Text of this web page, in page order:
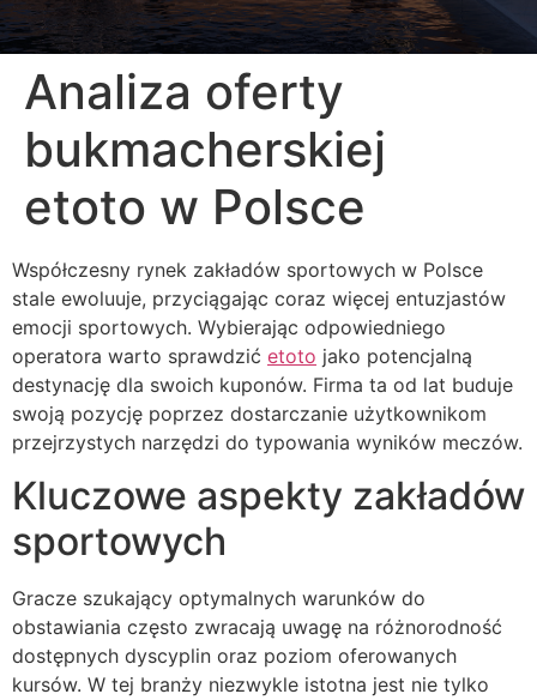
Analiza oferty
bukmacherskiej
etoto w Polsce
Współczesny rynek zakładów sportowych w Polsce
stale ewoluuje, przyciągając coraz więcej entuzjastów
emocji sportowych. Wybierając odpowiedniego
operatora warto sprawdzić etoto jako potencjalną
destynację dla swoich kuponów. Firma ta od lat buduje
swoją pozycję poprzez dostarczanie użytkownikom
przejrzystych narzędzi do typowania wyników meczów.
Kluczowe aspekty zakładów
sportowych
Gracze szukający optymalnych warunków do
obstawiania często zwracają uwagę na różnorodność
dostępnych dyscyplin oraz poziom oferowanych
kursów. W tej branży niezwykle istotna jest nie tylko